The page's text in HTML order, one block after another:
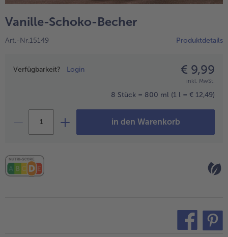
alle Obst
alle Süße Vielfalt
Confiserie & Feinkost
alle Küchenhelfer
Vanille-Schoko-Becher
Art.-Nr.15149 Produktdetails
Preisangabe
Verfügbarkeit? Login € 9,99
inkl. MwSt.
8 Stück = 800 ml (1 l = € 12,49)
in den Warenkorb